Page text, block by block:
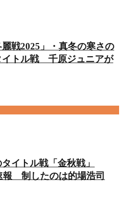
戦2025」・真冬の寒さの
イトル戦 千原ジュニアが
イトル戦「金秋戦」
報 制したのは的場浩司